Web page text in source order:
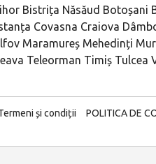
Bistrița Năsăud Botoșani
Covasna Craiova
Maramureș Mehedinți
Teleorman Timiș Tulcea
și condiții POLITICA DE